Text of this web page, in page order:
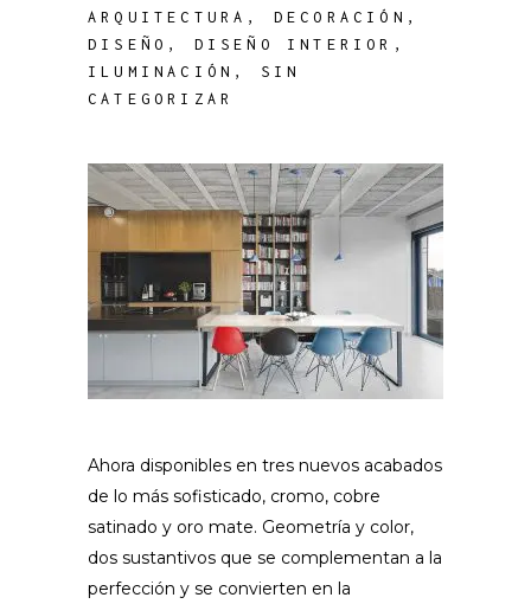
ARQUITECTURA , DECORACIÓN ,
DISEÑO , DISEÑO INTERIOR ,
ILUMINACIÓN , SIN
CATEGORIZAR
Ahora disponibles en tres nuevos acabados
de lo más sofisticado, cromo, cobre
satinado y oro mate. Geometría y color,
dos sustantivos que se complementan a la
perfección y se convierten en la